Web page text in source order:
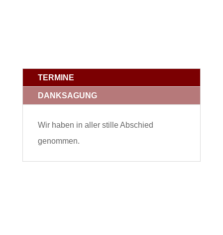
TERMINE
DANKSAGUNG
Wir haben in aller stille Abschied
genommen.